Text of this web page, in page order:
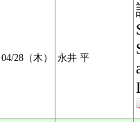
04/28（木） 永井 平